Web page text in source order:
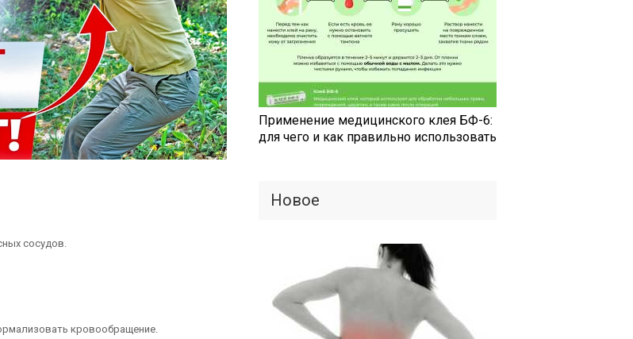
сосудов.
кровообращение.
Применение медицинского клея БФ-6:
для чего и как правильно использовать
Новое